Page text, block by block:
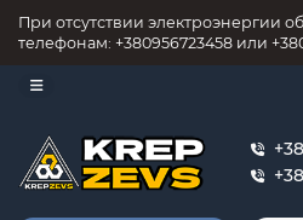
При отсутствии электроэнергии
телефонам: +380956723458 или